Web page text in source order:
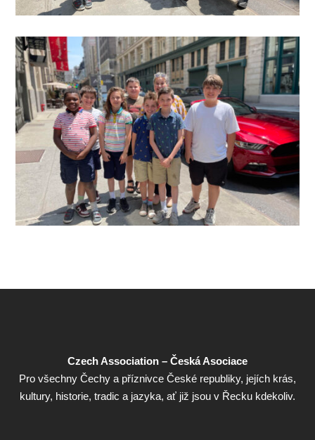
Czech Association – Česká Asociace
Pro všechny Čechy a příznivce České republiky, jejích krás,
kultury, historie, tradic a jazyka, ať již jsou v Řecku kdekoliv.